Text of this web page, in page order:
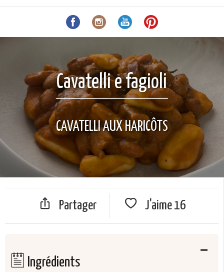
Cavatelli e fagioli
CAVATELLI AUX HARICÔTS
Partager J'aime16
Ingrédients